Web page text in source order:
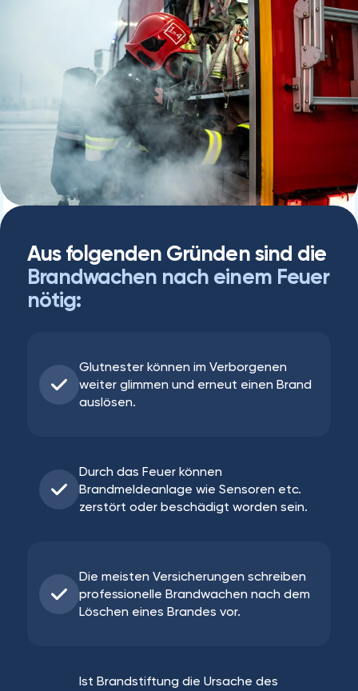
Aus folgenden Gründen sind die
Brandwachen nach einem Feuer
nötig:
Glutnester können im Verborgenen
weiter glimmen und erneut einen Brand
auslösen.
Durch das Feuer können
Brandmeldeanlage wie Sensoren etc.
zerstört oder beschädigt worden sein.
Die meisten Versicherungen schreiben
professionelle Brandwachen nach dem
Löschen eines Brandes vor.
Ist Brandstiftung die Ursache des